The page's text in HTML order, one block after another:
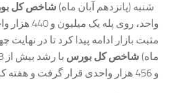
شنبه (پانزدهم آبان ماه) شاخص کل
واحد، روی
مثبت بازار ادامه پیدا کرد تا در نهایت
ماه) شاخص کل بورس
و 456 هزار واحدی قرار گرفت و هفته کاری خودر را به اتمام رساند.